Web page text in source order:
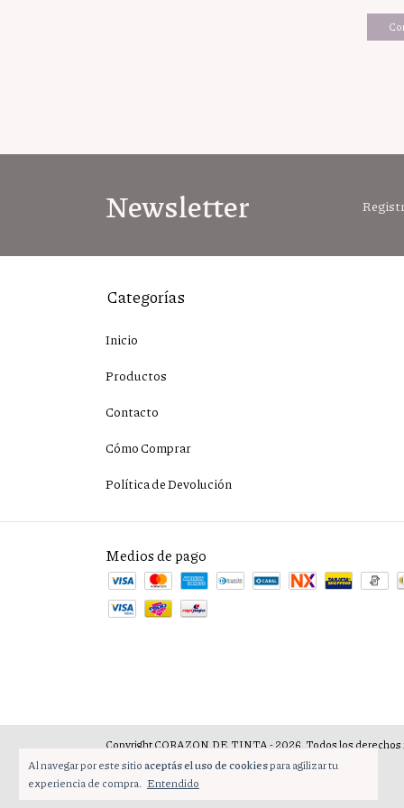
Al navegar por este sitioaceptás el uso de cookiespara agilizar tu
experiencia de compra. Entendido
Newsletter
Categorías
Inicio
Productos
Contacto
Cómo Comprar
Política de Devolución
Medios de pago
Copyright CORAZON DE TINTA - 2026. Todos los derechos